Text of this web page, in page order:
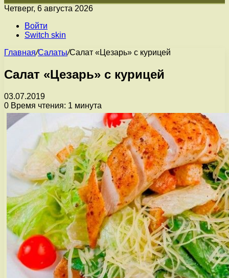
Четверг, 6 августа 2026
Войти
Switch skin
Главная/Салаты/Салат «Цезарь» с курицей
Салат «Цезарь» с курицей
03.07.2019
0 Время чтения: 1 минута